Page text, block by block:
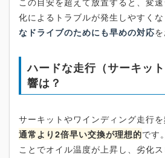
化によるトラブルが発生しやすくな
なドライブのためにも早めの対応
ハードな走行（サーキッ
響は？
サーキットやワインディング走行を
通常より2倍早い交換が理想的です
ことでオイル温度が上昇し、劣化